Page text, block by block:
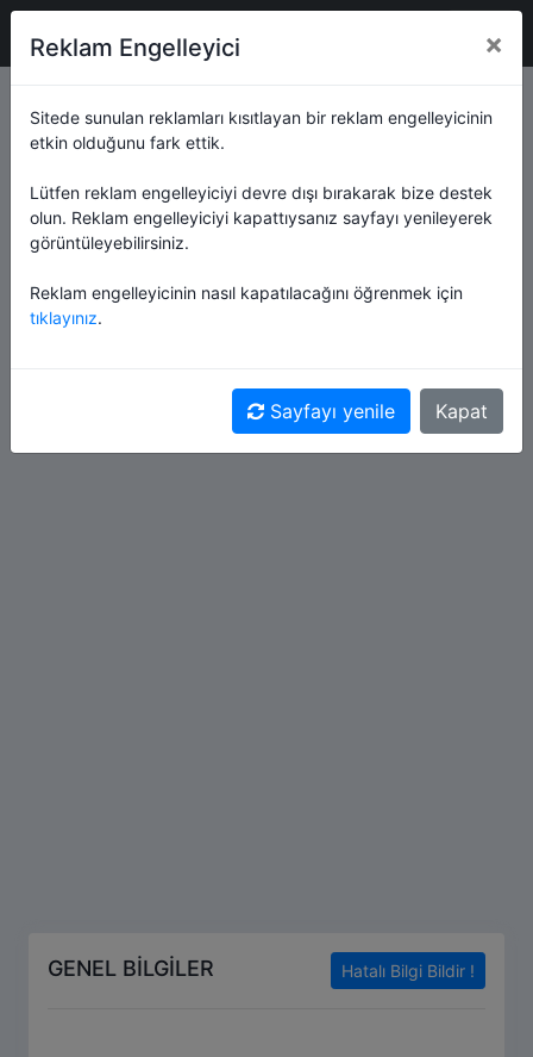
Okul Tanıtımı
Anasayfa Gaziantep Şahinbey Sarıt İlkokulu
Sarıt İlkokulu Gaziantep Şahinbey ilçesinde
bulunan devlet okuludur. Gaziantep ili nüfusu
2.130.432, Şahinbey ilçesi nüfusu 936.351 'dur.
Okulun öğrenci sayısı
GENEL BİLGİLER Hatalı Bilgi Bildir !
Reklam Engelleyici ×
Sitede sunulan reklamları kısıtlayan bir reklam engelleyicinin
etkin olduğunu fark ettik.
Lütfen reklam engelleyiciyi devre dışı bırakarak bize destek
olun. Reklam engelleyiciyi kapattıysanız sayfayı yenileyerek
görüntüleyebilirsiniz.
Reklam engelleyicinin nasıl kapatılacağını öğrenmek için
tıklayınız.
Sayfayı yenile Kapat